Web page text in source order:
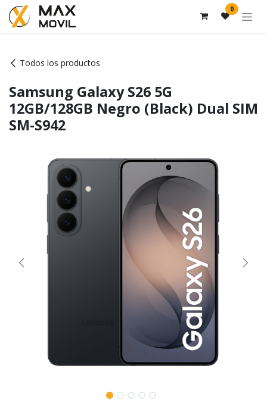
Ir al contenido 0
Todos los productos
Samsung Galaxy S26 5G
12GB/128GB Negro (Black) Dual SIM
SM-S942